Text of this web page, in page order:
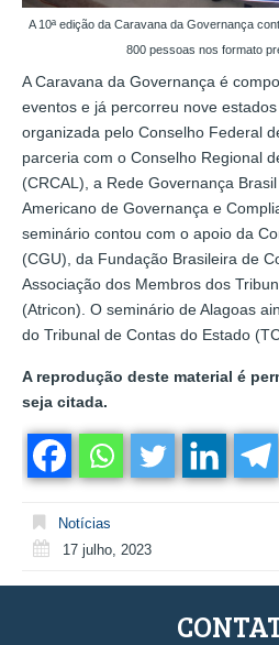
A 10ª edição da Caravana da Governança
800 pessoas nos formato
A Caravana da Governança é
eventos e já percorreu nove
organizada pelo Conselho Federal
parceria com o Conselho Regional
(CRCAL), a Rede Governança
Americano de Governança e
seminário contou com o apoio da
(CGU), da Fundação Brasileira de
Associação dos Membros dos
(Atricon). O seminário de Alagoas
do Tribunal de Contas do Estado
A reprodução deste material é
seja citada.
Notícias
17 julho, 2023